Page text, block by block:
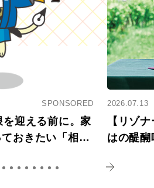
SPONSORED
迎える前に。家
おきたい「相続
2026.07.13
【リゾ
はの醍